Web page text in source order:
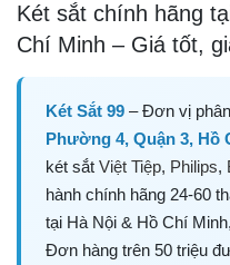
Két sắt chính hãng
Chí Minh – Giá tốt,
Két Sắt 99 – Đơn vị
Phường 4, Quận 3, Hồ
két sắt Việt Tiệp, Philips,
hành chính hãng 24-60
tại Hà Nội & Hồ Chí
Đơn hàng trên 50 triệu